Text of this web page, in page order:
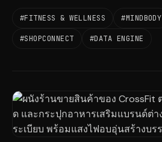
#FITNESS & WELLNESS #MINDBODY
#SHOPCONNECT #DATA ENGINE